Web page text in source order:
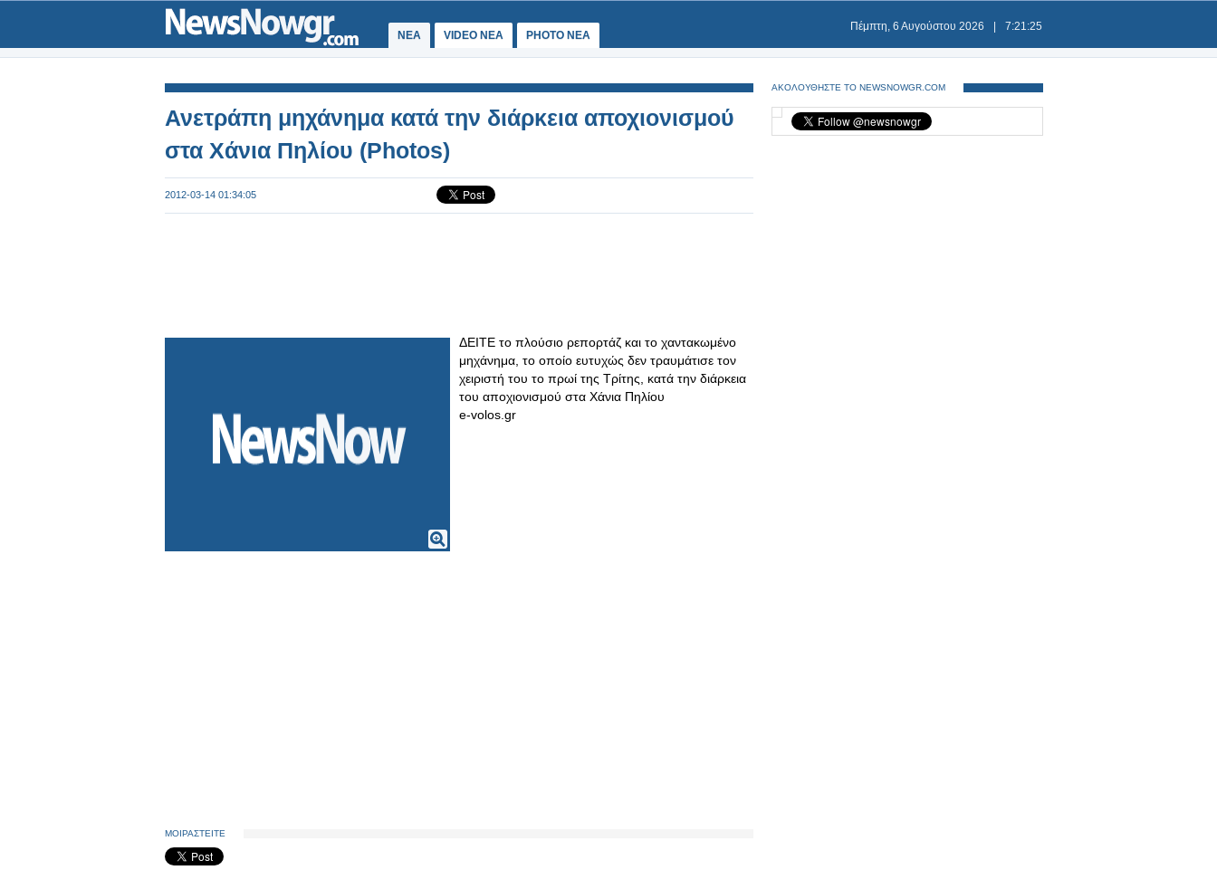
ΝΕΑ VIDEO NEA PHOTO NEA
Πέμπτη, 6 Αυγούστου 2026 7:21:25
Ανετράπη μηχάνημα κατά την διάρκεια αποχιονισμού
στα Χάνια Πηλίου (Photos)
2012-03-14 01:34:05
ΔΕΙΤΕ το πλούσιο ρεπορτάζ και το χαντακωμένο
μηχάνημα, το οποίο ευτυχώς δεν τραυμάτισε τον
χειριστή του το πρωί της Τρίτης, κατά την διάρκεια
του αποχιονισμού στα Χάνια Πηλίου
e-volos.gr
ΜΟΙΡΑΣΤΕΙΤΕ
ΑΚΟΛΟΥΘΗΣΤΕ ΤΟ NEWSNOWGR.COM